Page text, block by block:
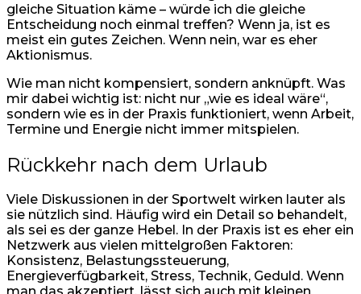
gleiche Situation käme – würde ich die gleiche
Entscheidung noch einmal treffen? Wenn ja, ist es
meist ein gutes Zeichen. Wenn nein, war es eher
Aktionismus.
Wie man nicht kompensiert, sondern anknüpft. Was
mir dabei wichtig ist: nicht nur „wie es ideal wäre“,
sondern wie es in der Praxis funktioniert, wenn Arbeit,
Termine und Energie nicht immer mitspielen.
Rückkehr nach dem Urlaub
Viele Diskussionen in der Sportwelt wirken lauter als
sie nützlich sind. Häufig wird ein Detail so behandelt,
als sei es der ganze Hebel. In der Praxis ist es eher ein
Netzwerk aus vielen mittelgroßen Faktoren:
Konsistenz, Belastungssteuerung,
Energieverfügbarkeit, Stress, Technik, Geduld. Wenn